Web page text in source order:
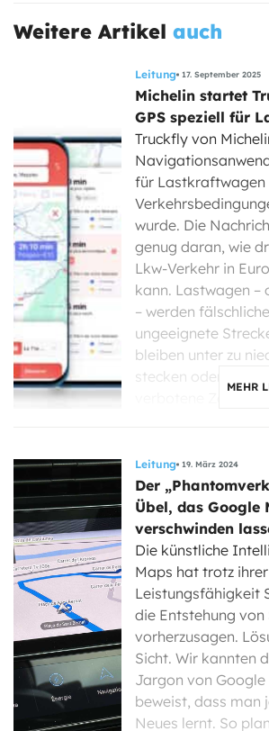
Weitere Artikel auch
Leitung 17. September 2025
Michelin startet
GPS speziell für
Truckfly von
für Lastkraftwagen
wurde. Die
genug daran, wie
Lkw-Verkehr in
kann. Lastwagen –
– werden
ungeeignete
bleiben unter zu
stecken oder
MEHR
Leitung 19. März 2024
Der
Übel, das Google
verschwinden
Die künstliche
Maps hat trotz ihrer
Leistungsfähigkeit
die Entstehung von
vorherzusagen.
Sicht. Wir kannten
Jargon von
beweist, dass man
Neues lernt. So